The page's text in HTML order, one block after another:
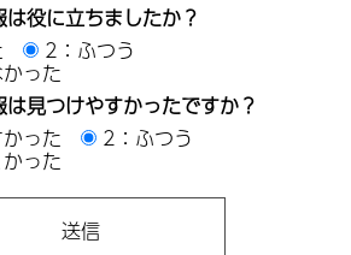
役に立ちましたか？
2：ふつう
った
見つけやすかったですか？
った
2：ふつう
った